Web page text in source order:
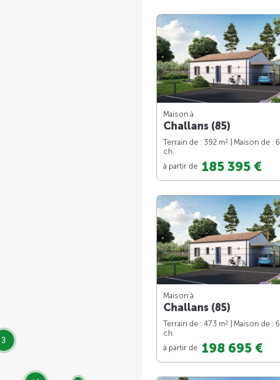
3
Maison à
Challans (85)
Terrain de : 392 m2
| Maison de :
ch.
à partir de 185 395 €
Maison à
Challans (85)
Terrain de : 473 m2
| Maison de :
ch.
à partir de 198 695 €